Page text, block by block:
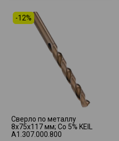
-12%
Сверло по металлу
8x75x117 мм; Co 5% KEIL
A1.307.000.800